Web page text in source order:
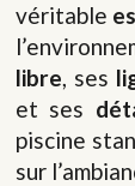
véritable
libre, ses
et ses
piscine
sur